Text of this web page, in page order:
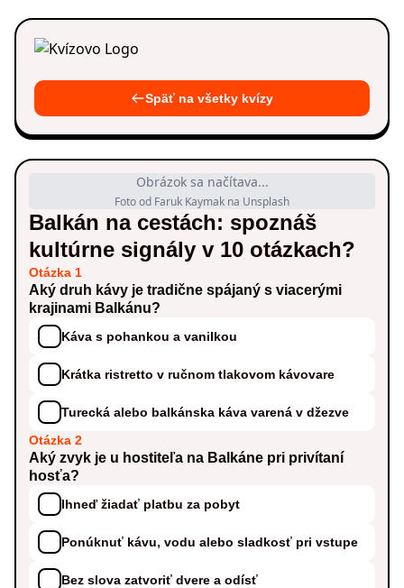
Späť na všetky kvízy
Obrázok sa načítava...
Foto od Faruk Kaymak na Unsplash
Balkán na cestách: spoznáš
kultúrne signály v 10 otázkach?
Otázka 1
Aký druh kávy je tradične spájaný s viacerými
krajinami Balkánu?
Káva s pohankou a vanilkou
Krátka ristretto v ručnom tlakovom kávovare
Turecká alebo balkánska káva varená v džezve
Otázka 2
Aký zvyk je u hostiteľa na Balkáne pri privítaní
hosťa?
Ihneď žiadať platbu za pobyt
Ponúknuť kávu, vodu alebo sladkosť pri vstupe
Bez slova zatvoriť dvere a odísť